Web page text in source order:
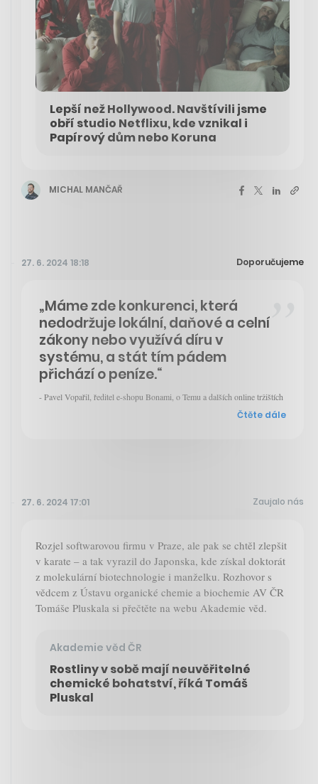
Lepší než Hollywood. Navštívili jsme
obří studio Netflixu, kde vznikal i
Papírový dům nebo Koruna
MICHAL MANČAŘ
27. 6. 2024 18:18 Doporučujeme
„Máme zde konkurenci, která
nedodržuje lokální, daňové a celní
zákony nebo využívá díru v
systému, a stát tím pádem
přichází o peníze.“
- Pavel Vopařil, ředitel e-shopu Bonami, o Temu a dalších online tržištích
Čtěte dále
27. 6. 2024 17:01 Zaujalo nás
Rozjel softwarovou firmu v Praze, ale pak se chtěl zlepšit
v karate – a tak vyrazil do Japonska, kde získal doktorát
z molekulární biotechnologie i manželku. Rozhovor s
vědcem z Ústavu organické chemie a biochemie AV ČR
Tomáše Pluskala si přečtěte na webu Akademie věd.
Akademie věd ČR
Rostliny v sobě mají neuvěřitelné
chemické bohatství, říká Tomáš
Pluskal